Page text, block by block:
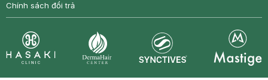
Chính sách đổi trả